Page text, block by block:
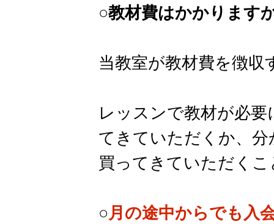
○教材費はかかります
当教室が教材費を徴
レッスンで教材が必
てきていただくか、
買ってきていただく
○月の途中からでも入